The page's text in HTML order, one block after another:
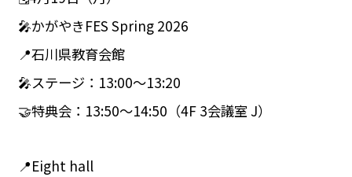
🎤かがやきFES Spring 2026
📍石川県教育会館
🎤ステージ：13:00〜13:20
🤝特典会：13:50〜14:50（4F 3会議室 J）
📍Eight hall